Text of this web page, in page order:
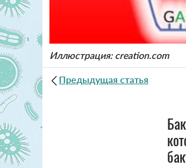
Иллюстрация: creation.com
Предыдущая статья